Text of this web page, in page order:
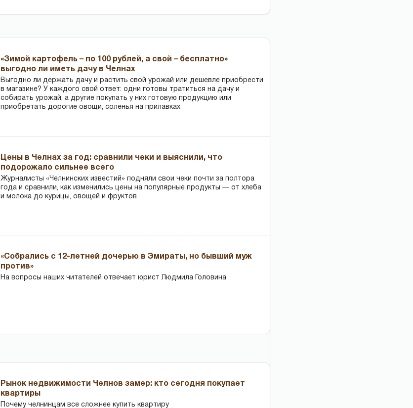
«Зимой картофель – по 100 рублей, а свой – бесплатно»
выгодно ли иметь дачу в Челнах
Выгодно ли держать дачу и растить свой урожай или дешевле приобрести
в магазине? У каждого свой ответ: одни готовы тратиться на дачу и
собирать урожай, а другие покупать у них готовую продукцию или
приобретать дорогие овощи, соленья на прилавках
Цены в Челнах за год: сравнили чеки и выяснили, что
подорожало сильнее всего
Журналисты «Челнинских известий» подняли свои чеки почти за полтора
года и сравнили, как изменились цены на популярные продукты — от хлеба
и молока до курицы, овощей и фруктов
«Собрались с 12-летней дочерью в Эмираты, но бывший муж
против»
На вопросы наших читателей отвечает юрист Людмила Головина
Рынок недвижимости Челнов замер: кто сегодня покупает
квартиры
Почему челнинцам все сложнее купить квартиру